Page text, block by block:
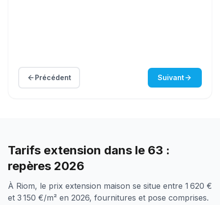
Précédent Suivant
Tarifs extension dans le 63 :
repères 2026
À Riom, le prix extension maison se situe entre 1 620 €
et 3 150 €/m² en 2026, fournitures et pose comprises.